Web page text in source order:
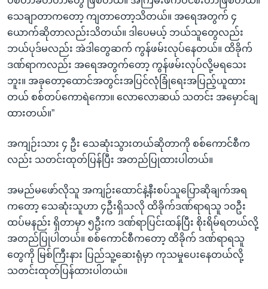
သေချာတာကတော့ ကျတာတော့သိတယ်။ အရေအတွက် ၄
ယောက်ဆိုတာလည်းသိတယ်။ ဒါပေမယ့် ဘယ်သူတွေလည်း
ဘယ်ပုဒ်မလည်း အဲဒါတွေဆက် ကွန်ဖမ်းလုပ်နေတယ်။ ထိခိုက်
ဒဏ်ရာကလည်း အရေအတွက်တော့ ကွန်ဖမ်းလုပ်လို့မရသေး
ဘူး။ အခုတော့ထောင်အတွင်းအပြင်လုံခြုံရေးအပြည့်ယူထား
တယ် စစ်တပ်ကောရဲကော။ လောလောဆယ် သတင်း အမှောင်ချ
ထားတယ်။”
အကျဉ်းသား ၄ ဦး သေဆုံးသွားတယ်ဆိုတာကို စစ်ကောင်စီက
လည်း သတင်းထုတ်ပြန်ပြီး အတည်ပြုထားပါတယ်။
အမည်မဖော်လိုသူ အကျဉ်းထောင်နဲ့နီးစပ်သူပြောဆိုချက်အရ
ကတော့ သေဆုံးသူဟာ ၄ဦးရှိသလို ထိခိုက်ဒဏ်ရာရသူ ၁၀ဦး
ထပ်မနည်း ရှိတာမှာ ၅ဦးက ဒဏ်ရာပြင်းထန်ပြီး စိုးရိမ်ရတယ်လို့
အတည်ပြုပါတယ်။ စစ်ကောင်စီကတော့ ထိခိုက် ဒဏ်ရာရသူ
တွေကို မြစ်ကြီးနား ပြည်သူ့ဆေးရုံမှာ ကုသမှုပေးနေတယ်လို့
သတင်းထုတ်ပြန်ထားပါတယ်။